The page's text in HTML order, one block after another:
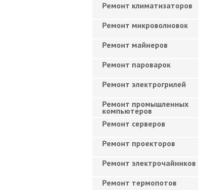
Ремонт климатизаторов
Ремонт микроволновок
Ремонт майнеров
Ремонт пароварок
Ремонт электрогрилей
Ремонт промышленных
компьютеров
Ремонт серверов
Ремонт проекторов
Ремонт электрочайников
Ремонт термопотов